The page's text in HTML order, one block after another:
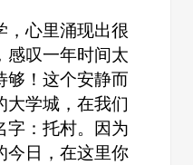
，心里涌现出很
感叹一年时间太
够！这个安静而
大学城，在我们
字：托村。因为
今日，在这里你